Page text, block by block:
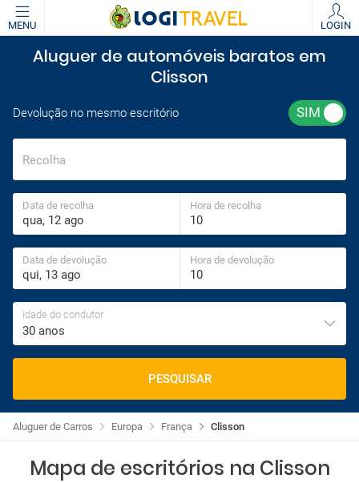
MENU LOGIN
Aluguer de automóveis baratos em
Clisson
Devolução no mesmo escritório
Recolha
Data de recolha Hora de recolha
Data de devolução Hora de devolução
Idade do condutor
30 anos
PESQUISAR
Clisson
França
Europa
Aluguer de Carros
Mapa de escritórios na Clisson